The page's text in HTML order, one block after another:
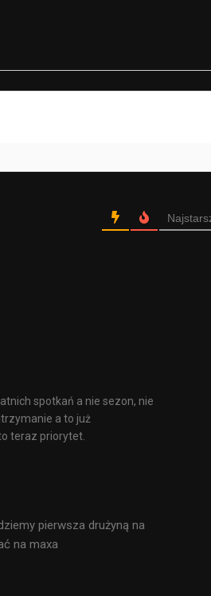
spotkań a nie sezon, nie
a to już
teraz priorytet.
pierwsza drużyną na
na maxa